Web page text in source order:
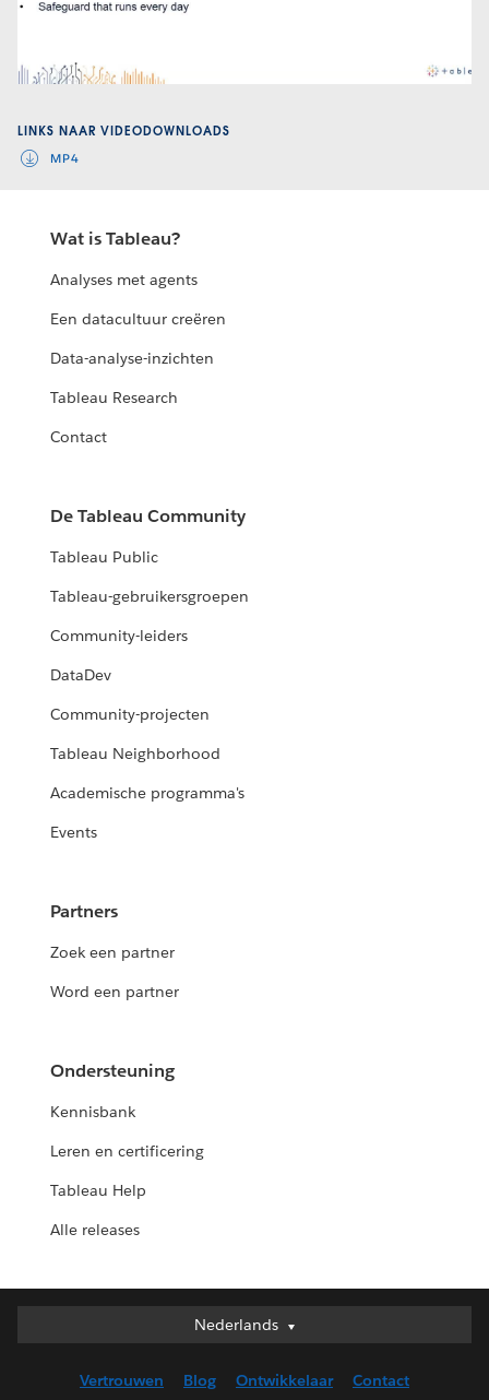
LINKS NAAR VIDEODOWNLOADS
MP4
Wat is Tableau?
Analyses met agents
Een datacultuur creëren
Data-analyse-inzichten
Tableau Research
Contact
De Tableau Community
Tableau Public
Tableau-gebruikersgroepen
Community-leiders
DataDev
Community-projecten
Tableau Neighborhood
Academische programma's
Events
Partners
Zoek een partner
Word een partner
Ondersteuning
Kennisbank
Leren en certificering
Tableau Help
Alle releases
Nederlands
Nederlands
English (UK)
Vertrouwen Blog Ontwikkelaar Contact